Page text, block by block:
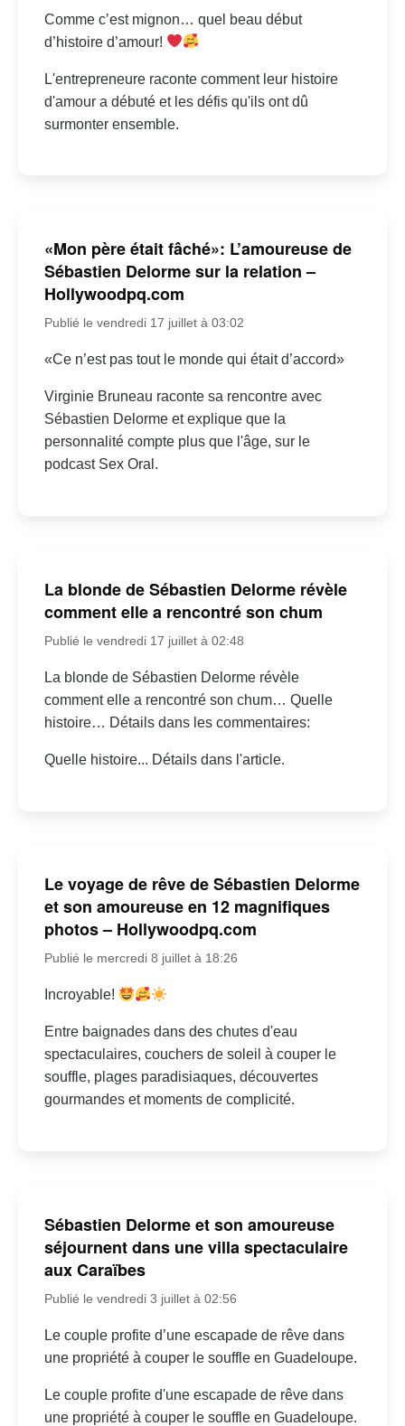
Comme c’est mignon… quel beau début
d’histoire d’amour!
L'entrepreneure raconte comment leur histoire
d'amour a débuté et les défis qu'ils ont dû
surmonter ensemble.
«Mon père était fâché»: L’amoureuse de
Sébastien Delorme sur la relation –
Hollywoodpq.com
Publié le vendredi 17 juillet à 03:02
«Ce n’est pas tout le monde qui était d’accord»
Virginie Bruneau raconte sa rencontre avec
Sébastien Delorme et explique que la
personnalité compte plus que l'âge, sur le
podcast Sex Oral.
La blonde de Sébastien Delorme révèle
comment elle a rencontré son chum
Publié le vendredi 17 juillet à 02:48
La blonde de Sébastien Delorme révèle
comment elle a rencontré son chum… Quelle
histoire… Détails dans les commentaires:
Quelle histoire... Détails dans l'article.
Le voyage de rêve de Sébastien Delorme
et son amoureuse en 12 magnifiques
photos – Hollywoodpq.com
Publié le mercredi 8 juillet à 18:26
Incroyable!
Entre baignades dans des chutes d'eau
spectaculaires, couchers de soleil à couper le
souffle, plages paradisiaques, découvertes
gourmandes et moments de complicité.
Sébastien Delorme et son amoureuse
séjournent dans une villa spectaculaire
aux Caraïbes
Publié le vendredi 3 juillet à 02:56
Le couple profite d’une escapade de rêve dans
une propriété à couper le souffle en Guadeloupe.
Le couple profite d'une escapade de rêve dans
une propriété à couper le souffle en Guadeloupe.